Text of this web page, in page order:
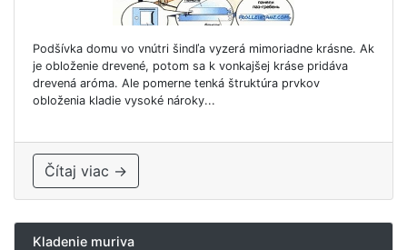
Podšívka domu vo vnútri šindľa vyzerá mimoriadne krásne. Ak
je obloženie drevené, potom sa k vonkajšej kráse pridáva
drevená aróma. Ale pomerne tenká štruktúra prvkov
obloženia kladie vysoké nároky...
Čítaj viac →
Kladenie muriva